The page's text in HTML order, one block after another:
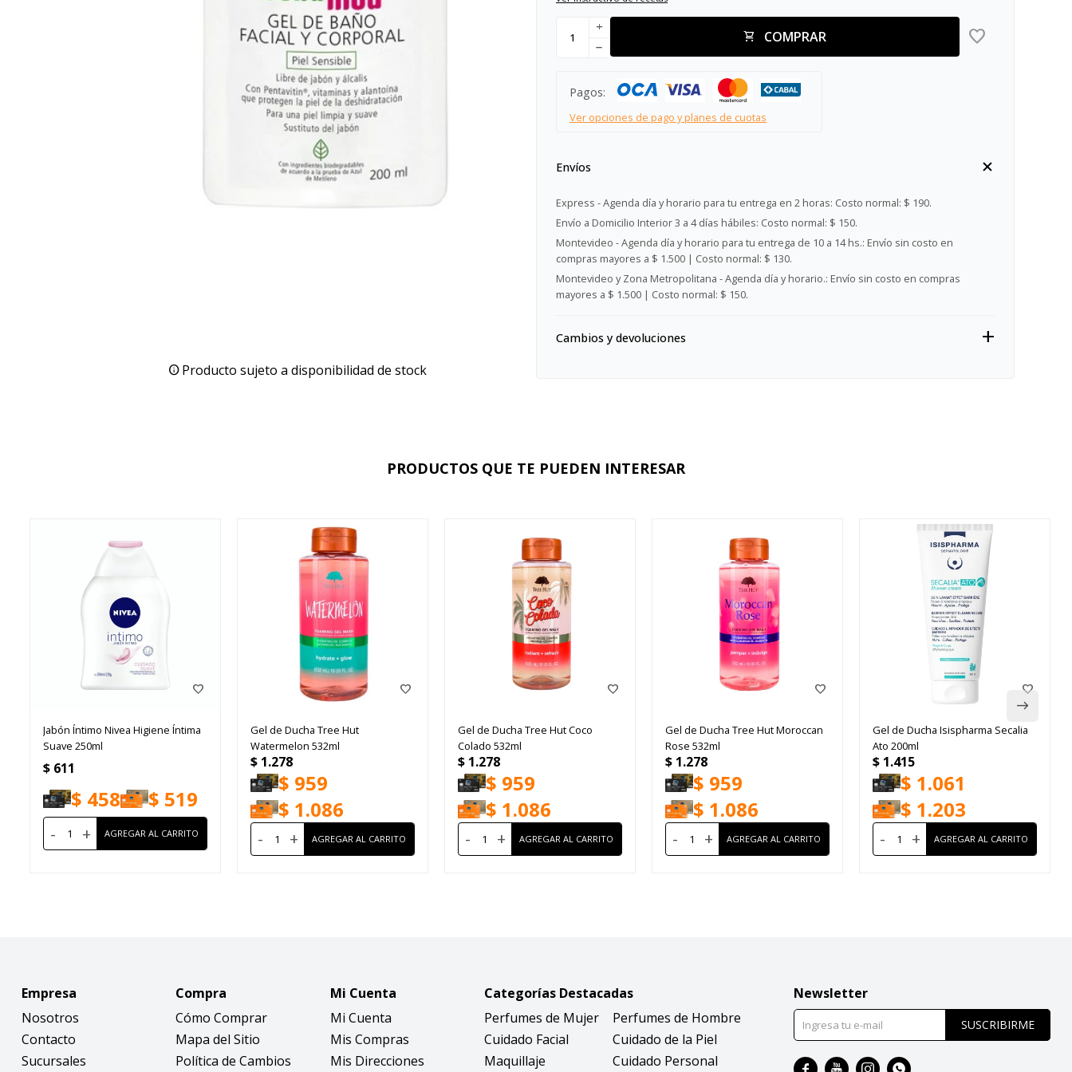
Producto sujeto a disponibilidad de stock
COMPRAR
add
remove
Pagos:
Ver opciones de pago y planes de cuotas
Envíos
Express - Agenda día y horario para tu entrega en 2 horas: Costo normal: $ 190.
Envío a Domicilio Interior 3 a 4 días hábiles: Costo normal: $ 150.
Montevideo - Agenda día y horario para tu entrega de 10 a 14 hs.: Envío sin costo en
compras mayores a $ 1.500 | Costo normal: $ 130.
Montevideo y Zona Metropolitana - Agenda día y horario.: Envío sin costo en compras
mayores a $ 1.500 | Costo normal: $ 150.
Cambios y devoluciones
PRODUCTOS QUE TE PUEDEN INTERESAR
Jabón Íntimo Nivea Higiene Íntima
Suave 250ml
$ 611
$ 458 $ 519
- +
Gel de Ducha Tree Hut
Watermelon 532ml
$ 1.278
$ 959
$ 1.086
- +
Gel de Ducha Tree Hut Coco
Colado 532ml
$ 1.278
$ 959
$ 1.086
- +
Gel de Ducha Tree Hut Moroccan
Rose 532ml
$ 1.278
$ 959
$ 1.086
- +
Gel de Ducha Isispharma Secalia
Ato 200ml
$ 1.415
$ 1.061
$ 1.203
- +
Empresa
Nosotros
Contacto
Sucursales
Compra
Cómo Comprar
Mapa del Sitio
Política de Cambios
Mi Cuenta
Mi Cuenta
Mis Compras
Mis Direcciones
Categorías Destacadas
Perfumes de Mujer
Perfumes de Hombre
Cuidado Facial
Cuidado de la Piel
Maquillaje
Cuidado Personal
Newsletter
SUSCRIBIRME
   